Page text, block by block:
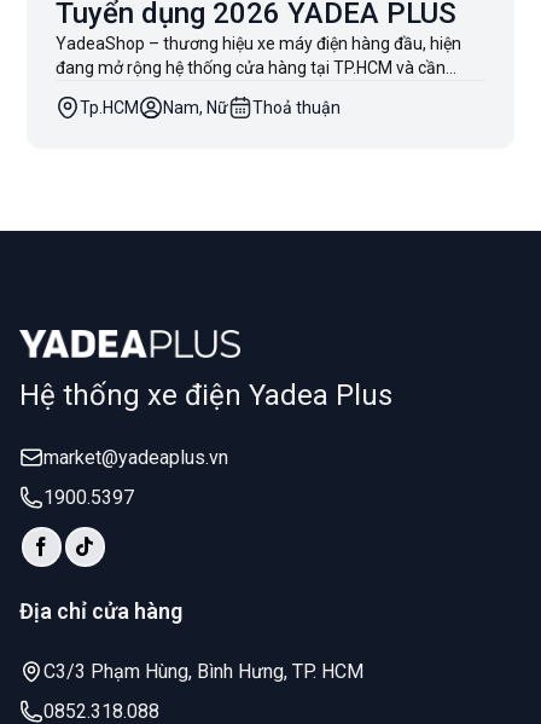
Tuyển dụng 2026 YADEA PLUS
YadeaShop – thương hiệu xe máy điện hàng đầu, hiện
đang mở rộng hệ thống cửa hàng tại TP.HCM và cần
thích công việc tư vấn, đam mê công nghệ xanh và mong
Tp.HCM Nam, Nữ Thoả thuận
Hệ thống xe điện Yadea Plus
market@yadeaplus.vn
1900.5397
Địa chỉ cửa hàng
C3/3 Phạm Hùng, Bình Hưng, TP. HCM
0852.318.088